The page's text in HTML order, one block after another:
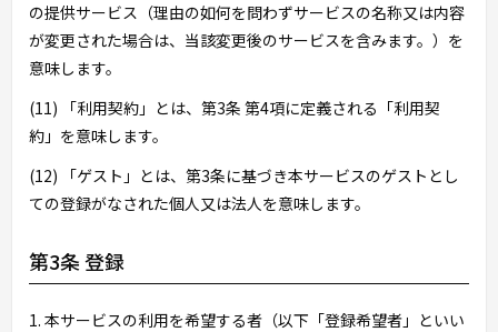
の提供サービス（理由の如何を問わずサービスの名称又は内容
が変更された場合は、当該変更後のサービスを含みます。）を
意味します。
(11) 「利用契約」とは、第3条 第4項に定義される「利用契
約」を意味します。
(12) 「ゲスト」とは、第3条に基づき本サービスのゲストとし
ての登録がなされた個人又は法人を意味します。
第3条 登録
1. 本サービスの利用を希望する者（以下「登録希望者」といい